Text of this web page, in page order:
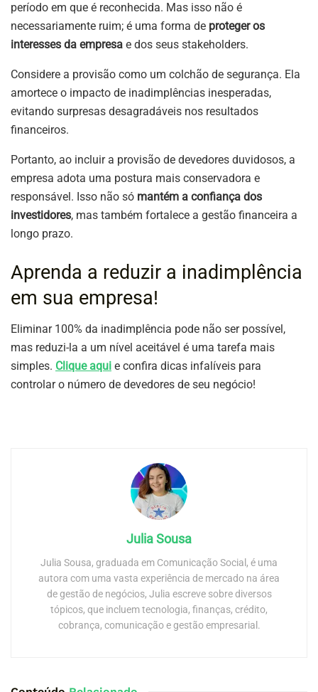
período em que é reconhecida. Mas isso não é
necessariamente ruim; é uma forma de proteger os
interesses da empresa e dos seus stakeholders.
Considere a provisão como um colchão de segurança. Ela
amortece o impacto de inadimplências inesperadas,
evitando surpresas desagradáveis nos resultados
financeiros.
Portanto, ao incluir a provisão de devedores duvidosos, a
empresa adota uma postura mais conservadora e
responsável. Isso não só mantém a confiança dos
investidores, mas também fortalece a gestão financeira a
longo prazo.
Aprenda a reduzir a inadimplência
em sua empresa!
Eliminar 100% da inadimplência pode não ser possível,
mas reduzi-la a um nível aceitável é uma tarefa mais
simples. Clique aqui e confira dicas infalíveis para
controlar o número de devedores de seu negócio!
Julia Sousa
Julia Sousa, graduada em Comunicação Social, é uma
autora com uma vasta experiência de mercado na área
de gestão de negócios, Julia escreve sobre diversos
tópicos, que incluem tecnologia, finanças, crédito,
cobrança, comunicação e gestão empresarial.